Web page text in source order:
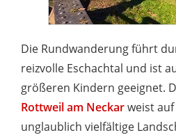
Die Rundwanderung führt
reizvolle Eschachtal und ist
größeren Kindern geeignet.
Rottweil am Neckarweist
unglaublich vielfältige